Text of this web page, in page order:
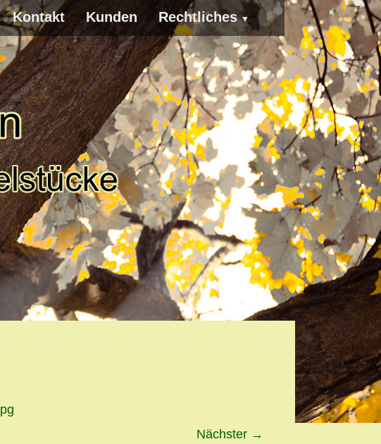
Kontakt Kunden Rechtliches
Nächster →